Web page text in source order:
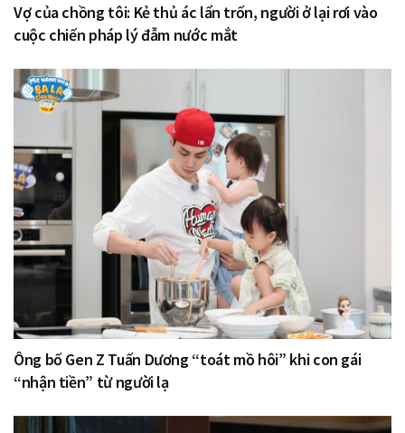
Vợ của chồng tôi: Kẻ thủ ác lẩn trốn, người ở lại rơi vào
cuộc chiến pháp lý đẫm nước mắt
Ông bố Gen Z Tuấn Dương “toát mồ hôi” khi con gái
“nhận tiền” từ người lạ